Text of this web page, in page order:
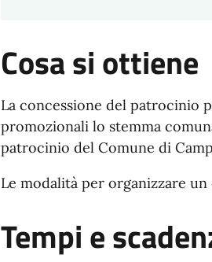
Cosa si ottiene
La concessione del patrocinio
promozionali lo stemma
patrocinio del Comune di
Le modalità per organizzare
Tempi e